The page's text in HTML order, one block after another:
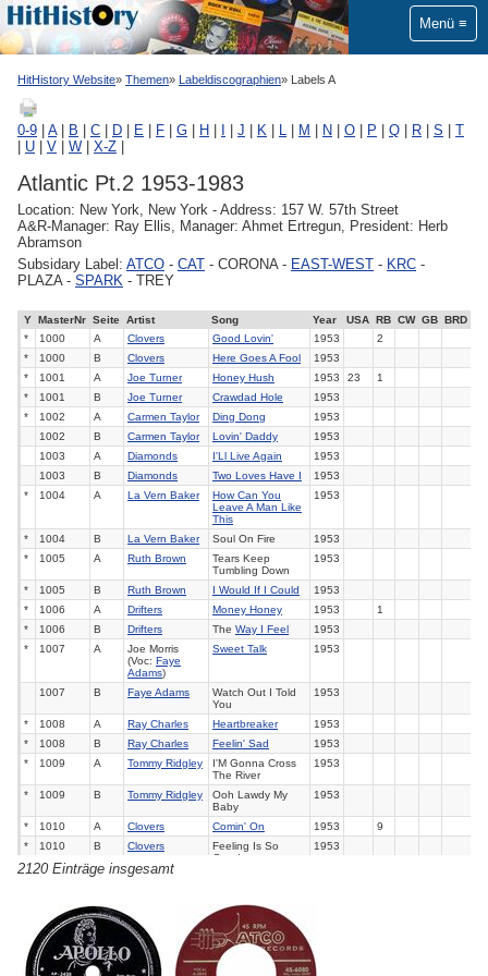
Menü
HitHistory Website Themen Labeldiscographien Labels A
0-9 A| B C D E F G H J K L M N O P Q R S
T
U V W X-Z
Atlantic Pt.2 1953-1983
Location: New York, New York - Address: 157 W. 57th Street
A&R-Manager: Ray Ellis, Manager: Ahmet Ertregun, President: Herb
Abramson
Subsidary Label: ATCO - CAT - CORONA - EAST-WEST - KRC -
PLAZA - SPARK - TREY
Y MasterNr Seite Artist Song Year USA RB CW GB
BRD
*
1000 A Clovers Good Lovin' 1953
2
*
1000 B Clovers Here Goes A Fool
1953
*
1001 A Joe Turner Honey Hush 1953 23
1
*
1001 B Joe Turner Crawdad Hole
1953
*
1002 A Carmen Taylor Ding Dong
1953
1002
B Carmen Taylor Lovin' Daddy
1953
1003
A Diamonds I'Ll Live Again
1953
1003
B Diamonds Two Loves Have I
1953
*
1004 A La Vern Baker
How Can You
Leave A Man Like
This
1953
* 1004 B La Vern Baker Soul On Fire
1953
*
1005 A Ruth Brown
Tears Keep
Tumbling Down
1953
* 1005 B Ruth Brown I Would If I Could
1953
*
1006 A Drifters Money Honey 1953
1
*
1006 B Drifters The Way I Feel
1953
*
1007 A
Joe Morris
(Voc: Faye
Adams)
Sweet Talk 1953
1007 B Faye Adams
Watch Out I Told
You
1953
* 1008 A Ray Charles Heartbreaker
1953
*
1008 B Ray Charles Feelin' Sad
1953
*
1009 A Tommy Ridgley
I'M Gonna Cross
The River
1953
* 1009 B Tommy Ridgley
Ooh Lawdy My
Baby
1953
* 1010 A Clovers Comin' On 1953
9
*
1010 B Clovers
Feeling Is So
Good
1953
A Dizzy Gillespie
Nursery Rhymes
1012 A
Sarah
Vaughan
It Might As Well Be
Spring
* 1012 B
Sarah
Vaughan
You Go To My
Head
1953
2120 Einträge insgesamt